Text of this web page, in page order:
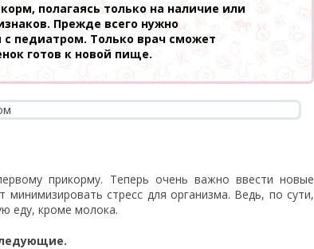
полагаясь только на наличие или
Прежде всего нужно
с педиатром. Только врач сможет
готов к новой пище.
прикорму. Теперь очень важно ввести новые
стресс для организма. Ведь, по сути,
еду, кроме молока.